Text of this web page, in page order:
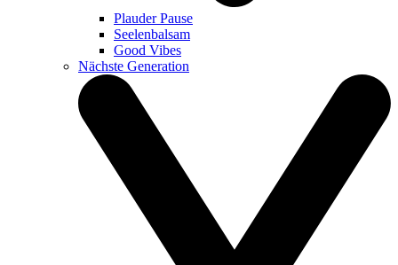
Plauder Pause
Seelenbalsam
Good Vibes
Nächste Generation